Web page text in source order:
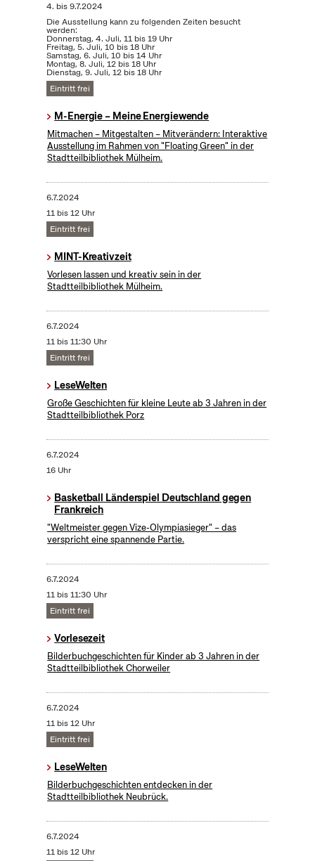
4. bis9.7.2024
Die Ausstellung kann zu folgenden Zeiten besucht
werden:
Donnerstag, 4. Juli, 11 bis 19 Uhr
Freitag, 5. Juli, 10 bis 18 Uhr
Samstag, 6. Juli, 10 bis 14 Uhr
Montag, 8. Juli, 12 bis 18 Uhr
Dienstag, 9. Juli, 12 bis 18 Uhr
Eintritt frei
M-Energie – Meine Energiewende
Mitmachen – Mitgestalten – Mitverändern: Interaktive
Ausstellung im Rahmen von "Floating Green" in der
Stadtteilbibliothek Mülheim.
6.7.2024
11 bis 12 Uhr
Eintritt frei
MINT-Kreativzeit
Vorlesen lassen und kreativ sein in der
Stadtteilbibliothek Mülheim.
6.7.2024
11 bis 11:30 Uhr
Eintritt frei
LeseWelten
Große Geschichten für kleine Leute ab 3 Jahren in der
Stadtteilbibliothek Porz
6.7.2024
16 Uhr
Basketball Länderspiel Deutschland gegen
Frankreich
"Weltmeister gegen Vize-Olympiasieger" – das
verspricht eine spannende Partie.
6.7.2024
11 bis 11:30 Uhr
Eintritt frei
Vorlesezeit
Bilderbuchgeschichten für Kinder ab 3 Jahren in der
Stadtteilbibliothek Chorweiler
6.7.2024
11 bis 12 Uhr
Eintritt frei
LeseWelten
Bilderbuchgeschichten entdecken in der
Stadtteilbibliothek Neubrück.
6.7.2024
11 bis 12 Uhr